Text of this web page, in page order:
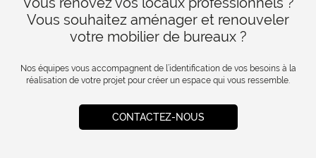
Vous souhaitez aménager et renouveler
votre mobilier de bureaux ?
Nos équipes vous accompagnent de l’identification de vos besoins à la
réalisation de votre projet pour créer un espace qui vous ressemble.
CONTACTEZ-NOUS